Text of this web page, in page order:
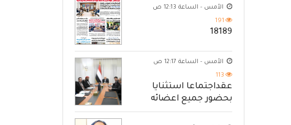
الأمس - الساعة 12:13 ص
191
18189
الأمس - الساعة 12:17 ص
113
عقداجتماعا استثنايا
بحضور جميع اعضائه